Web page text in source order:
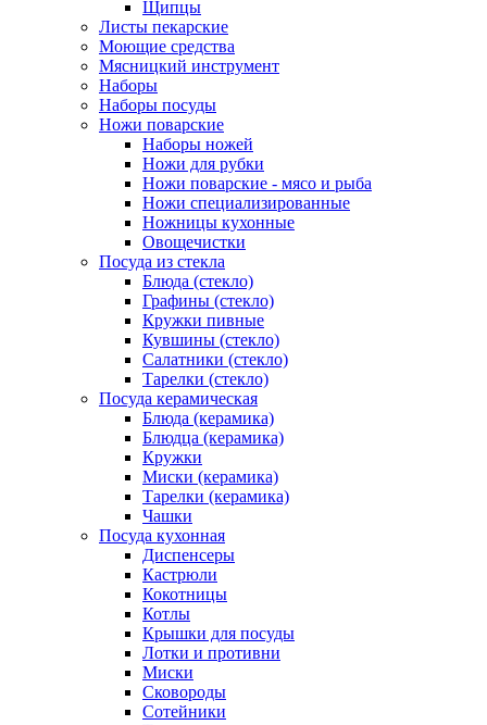
Щипцы
Листы пекарские
Моющие средства
Мясницкий инструмент
Наборы
Наборы посуды
Ножи поварские
Наборы ножей
Ножи для рубки
Ножи поварские - мясо и рыба
Ножи специализированные
Ножницы кухонные
Овощечистки
Посуда из стекла
Блюда (стекло)
Графины (стекло)
Кружки пивные
Кувшины (стекло)
Салатники (стекло)
Тарелки (стекло)
Посуда керамическая
Блюда (керамика)
Блюдца (керамика)
Кружки
Миски (керамика)
Тарелки (керамика)
Чашки
Посуда кухонная
Диспенсеры
Кастрюли
Кокотницы
Котлы
Крышки для посуды
Лотки и противни
Миски
Сковороды
Сотейники